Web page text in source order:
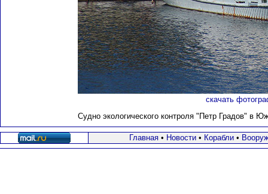
скачать
Судно экологического контроля "Петр Градов" в
Главная• Новости• Корабли•